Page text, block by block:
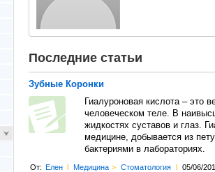
Последние статьи
Зубные Коронки
Гиалуроновая кислота – это
человеческом теле. В
жидкостях суставов и глаз.
медицине, добывается из
бактериями в лабораториях.
От: Елен l Медицина > Cтоматология l 05/06/